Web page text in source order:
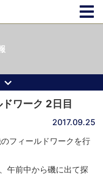
ドワーク 2日目
2017.09.25
フィールドワークを行
午前中から磯に出て探